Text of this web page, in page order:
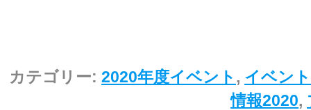
カテゴリー: 2020年度イベント , イベント
情報2020,